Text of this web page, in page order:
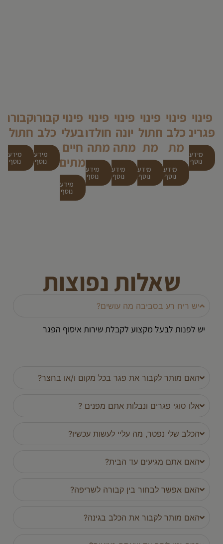
פינוי
פגרים
מידע
נוסף
פינוי
כלב
מת
מידע
נוסף
פינוי
חתול
מת
מידע
נוסף
פינוי
יונה
מתה
מידע
נוסף
פינוי
חולדה
מתה
מידע
נוסף
פינוי
בעלי
חיים
מתים
מידע
נוסף
קבורת
כלב
מידע
נוסף
קבורת
חתול
מידע
נוסף
שאלות נפוצות
יש ריח רע בסביבה מה עושים?
יש לפנות לבעל מקצוע לקבלת שירות איסוף הפגר
האם מותר לקבור את פגר בכל מקום ו/או בחצר?
אלו סוגי פגרים ונבלות אתם מפנים ?
הכלב שלי נפטר, מה עליי לעשות עכשיו?
האם אתם מגיעים עד הבית?
האם אפשר לבחור בין קבורה לשריפה?
האם מותר לקבור את הכלב בגינה?